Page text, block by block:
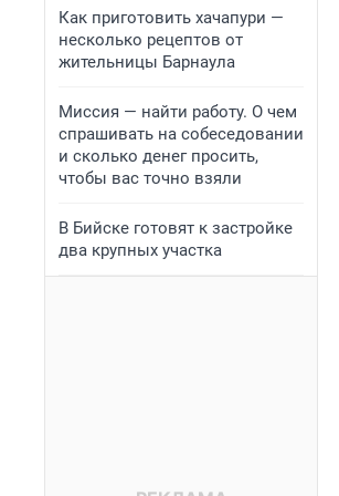
Как приготовить хачапури —
несколько рецептов от
жительницы Барнаула
Миссия — найти работу. О чем
спрашивать на собеседовании
и сколько денег просить,
чтобы вас точно взяли
В Бийске готовят к застройке
два крупных участка